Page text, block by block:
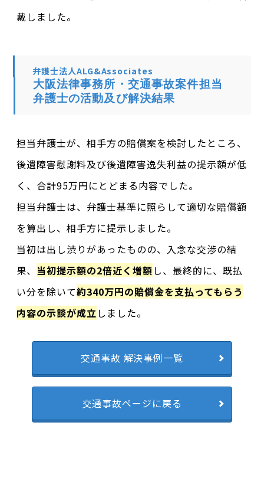
戴しました。
弁護士法人ALG&Associates
大阪法律事務所・交通事故案件担当
弁護士の活動及び解決結果
担当弁護士が、相手方の賠償案を検討したところ、
後遺障害慰謝料及び後遺障害逸失利益の提示額が低
く、合計95万円にとどまる内容でした。
担当弁護士は、弁護士基準に照らして適切な賠償額
を算出し、相手方に提示しました。
当初は出し渋りがあったものの、入念な交渉の結
果、 当初提示額の2倍近く増額し、最終的に、既払
い分を除いて約340万円の賠償金を支払ってもらう
内容の示談が成立しました。
交通事故 解決事例一覧
交通事故ページに戻る